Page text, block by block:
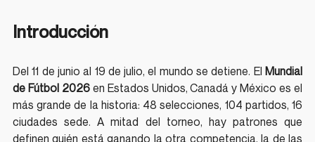
Introducción
Del 11 de junio al 19 de julio, el mundo se detiene. El Mundial
de Fútbol 2026 en Estados Unidos, Canadá y México es el
más grande de la historia: 48 selecciones, 104 partidos, 16
ciudades sede. A mitad del torneo, hay patrones que
definen quién está ganando la otra competencia, la de las